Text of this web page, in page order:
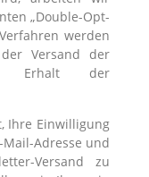
„Double-Opt-
werden
Versand der
Erhalt der
Ihre Einwilligung
Adresse und
Versand zu